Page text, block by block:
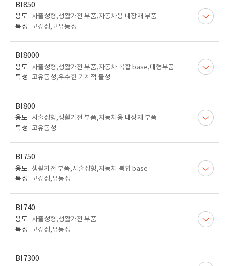
BI850
용도
사출성형,생활가전 부품,자동차용 내장재 부품
특성 고강성,고유동성
BI8000
용도
사출성형,생활가전 부품,자동차 복합 base,대형부품
특성 고유동성,우수한 기계적 물성
BI800
용도
사출성형,생활가전 부품,자동차용 내장재 부품
특성 고유동성
BI750
용도
생활가전 부품,사출성형,자동차 복합 base
특성 고강성,유동성
BI740
용도
사출성형,생활가전 부품
특성 고강성,유동성
BI7300